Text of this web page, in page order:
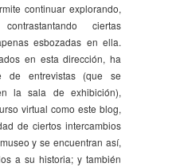
continuar explorando,
ciertas
esbozadas en ella.
en esta dirección, ha
entrevistas (que se
la sala de exhibición),
virtual como este blog,
de ciertos intercambios
y se encuentran así,
a su historia; y también